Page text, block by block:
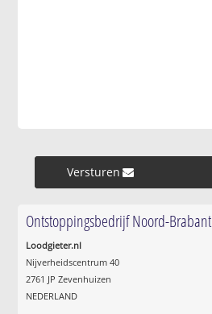
Versturen »
Ontstoppingsbedrijf Noord-Brabant
Loodgieter.nl
Nijverheidscentrum 40
2761 JP Zevenhuizen
NEDERLAND